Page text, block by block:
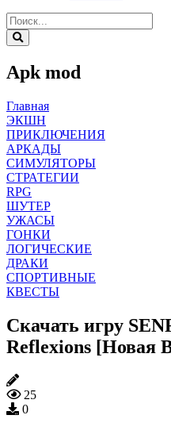
Apk mod
Главная
ЭКШН
ПРИКЛЮЧЕНИЯ
АРКАДЫ
СИМУЛЯТОРЫ
СТРАТЕГИИ
RPG
ШУТЕР
УЖАСЫ
ГОНКИ
ЛОГИЧЕСКИЕ
ДРАКИ
СПОРТИВНЫЕ
КВЕСТЫ
Скачать игру
Reflexions [Новая
25
0